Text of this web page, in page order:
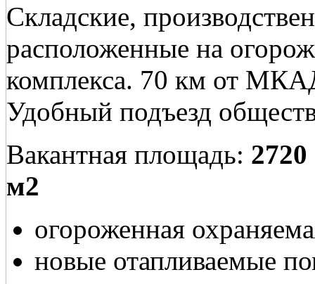
Складские,
расположенные на
комплекса. 70 км от
Удобный подъезд
Вакантная площадь:
м2
огороженная
новые отапливаемые